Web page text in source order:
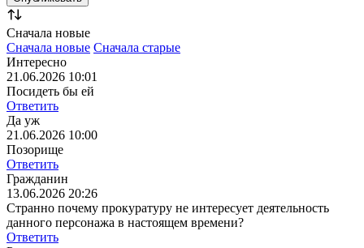
Сначала новые
Сначала новые Сначала старые
Интересно
21.06.2026 10:01
Посидеть бы ей
Ответить
Да уж
21.06.2026 10:00
Позорище
Ответить
Гражданин
13.06.2026 20:26
Странно почему прокуратуру не интересует деятельность
данного персонажа в настоящем времени?
Ответить